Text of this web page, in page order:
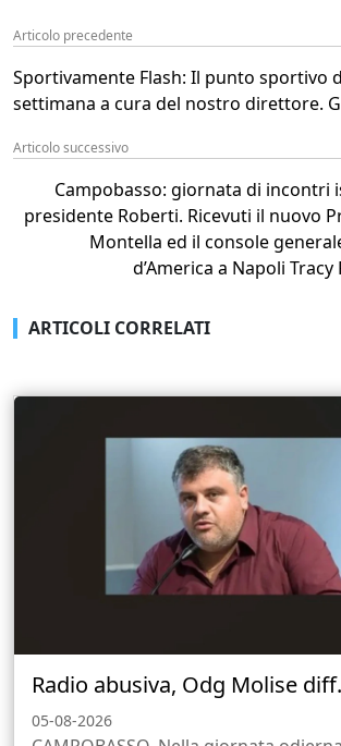
Articolo precedente
Sportivamente Flash: Il punto sportivo
settimana a cura del nostro direttore.
Articolo successivo
Campobasso: giornata di incontri
presidente Roberti. Ricevuti il nuovo
Montella ed il console
d’America a Napoli
ARTICOLI CORRELATI
Radio abusiva, Odg Molise
05-08-2026